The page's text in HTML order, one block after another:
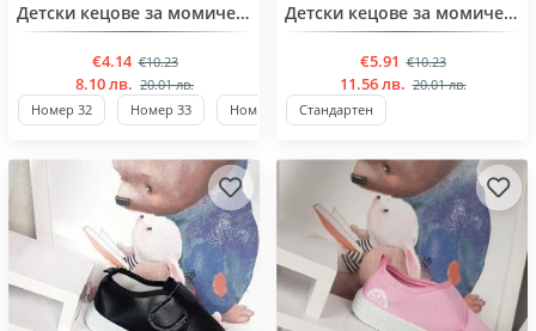
Детски кецове за момичета от 32 до 37 номер
€4.14 €10.23
8.10 лв. 20.01 лв.
Номер 32
Номер 33 Номер 34 Стандартен
Детски кецове за момичета от 31 до 36 номер
€5.91 €10.23
11.56 лв. 20.01 лв.
Стандартен